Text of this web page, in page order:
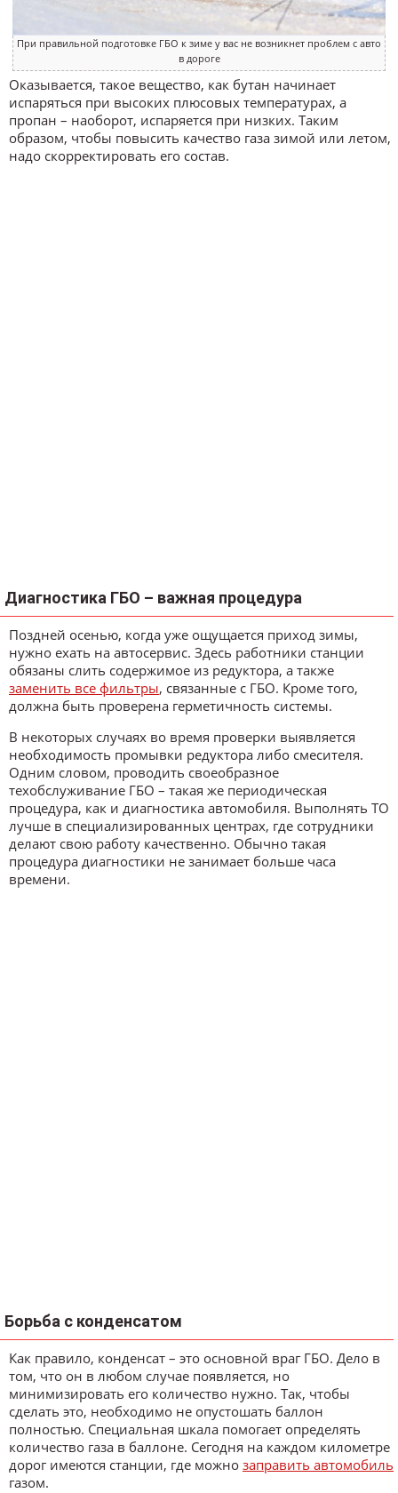
При правильной подготовке ГБО к зиме у вас не возникнет проблем с авто
в дороге
Оказывается, такое вещество, как бутан начинает
испаряться при высоких плюсовых температурах, а
пропан – наоборот, испаряется при низких. Таким
образом, чтобы повысить качество газа зимой или летом,
надо скорректировать его состав.
Диагностика ГБО – важная процедура
Поздней осенью, когда уже ощущается приход зимы,
нужно ехать на автосервис. Здесь работники станции
обязаны слить содержимое из редуктора, а также
заменить все фильтры, связанные с ГБО. Кроме того,
должна быть проверена герметичность системы.
В некоторых случаях во время проверки выявляется
необходимость промывки редуктора либо смесителя.
Одним словом, проводить своеобразное
техобслуживание ГБО – такая же периодическая
процедура, как и диагностика автомобиля. Выполнять ТО
лучше в специализированных центрах, где сотрудники
делают свою работу качественно. Обычно такая
процедура диагностики не занимает больше часа
времени.
Борьба с конденсатом
Как правило, конденсат – это основной враг ГБО. Дело в
том, что он в любом случае появляется, но
минимизировать его количество нужно. Так, чтобы
сделать это, необходимо не опустошать баллон
полностью. Специальная шкала помогает определять
количество газа в баллоне. Сегодня на каждом километре
дорог имеются станции, где можно заправить автомобиль
газом.